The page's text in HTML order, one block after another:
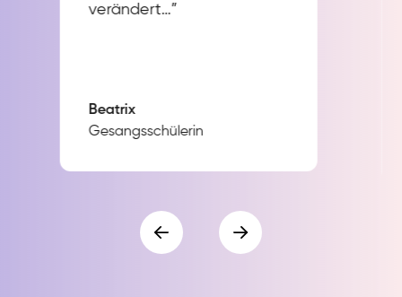
verändert…”
Beatrix
Gesangsschülerin